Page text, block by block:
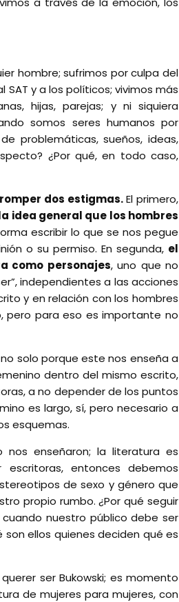
hombre; sufrimos por culpa del
y a los políticos; vivimos más
hijas, parejas; y ni siquiera
somos seres humanos por
problemáticas, sueños, ideas,
¿Por qué, en todo caso,
dos estigmas.El primero,
idea general que los hombres
escribir lo que se nos pegue
o su permiso. En segunda, el
como personajes, uno que no
independientes a las acciones
y en relación con los hombres
pero para eso es importante no
solo porque este nos enseña a
dentro del mismo escrito,
a no depender de los puntos
es largo, sí, pero necesario a
esquemas.
nos enseñaron; la literatura es
entonces debemos
de sexo y género que
propio rumbo. ¿Por qué seguir
nuestro público debe ser
ellos quienes deciden qué es
ser Bukowski; es momento
de mujeres para mujeres, con